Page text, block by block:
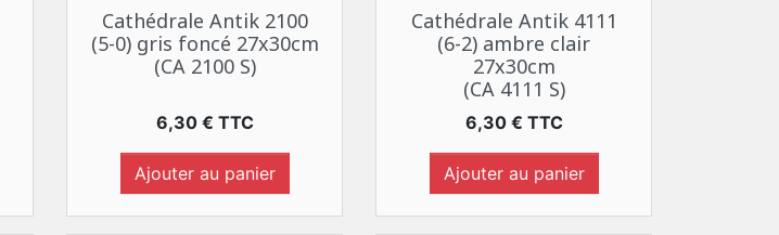
 Aperçu rapide
Cathédrale Antik 2100
(5-0) gris foncé 27x30cm
(CA 2100 S)
Prix
6,30 € TTC
Ajouter au panier
 Aperçu rapide
Cathédrale Antik 4111
(6-2) ambre clair
27x30cm
(CA 4111 S)
Prix
6,30 € TTC
Ajouter au panier